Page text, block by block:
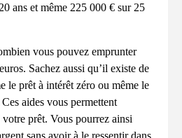
ans et même 225 000 € sur 25
vous pouvez emprunter
Sachez aussi qu’il existe de
le prêt à intérêt zéro ou même le
aides vous permettent
prêt. Vous pourrez ainsi